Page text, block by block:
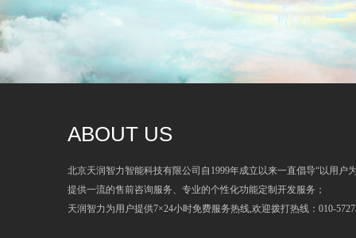
ABOUT US
北京天润智力智能科技有限公司自1999年成立以来一直倡导“以用户
提供一流的售前咨询服务、专业的个性化功能定制开发服务；
天润智力为用户提供7×24小时免费服务热线,欢迎拨打热线：010-